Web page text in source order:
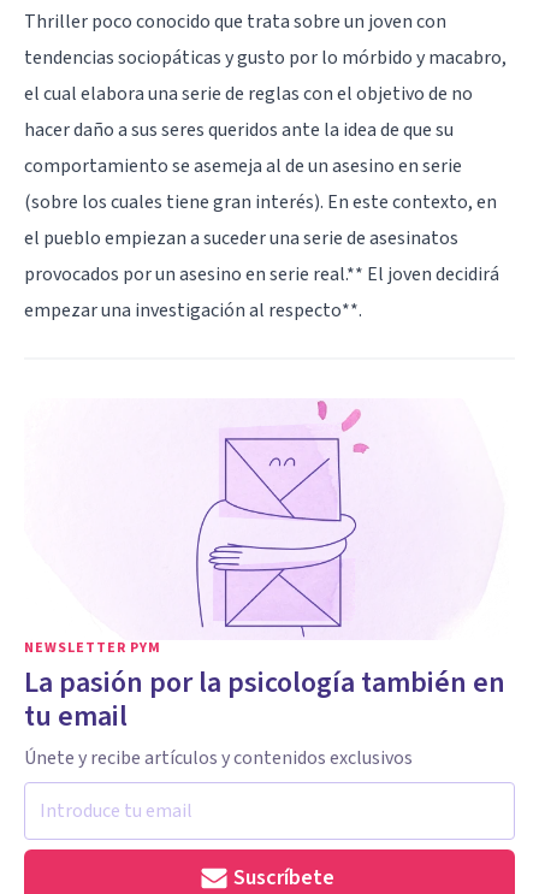
Thriller poco conocido que trata sobre un joven con
tendencias sociopáticas y gusto por lo mórbido y macabro,
el cual elabora una serie de reglas con el objetivo de no
hacer daño a sus seres queridos ante la idea de que su
comportamiento se asemeja al de un asesino en serie
(sobre los cuales tiene gran interés). En este contexto, en
el pueblo empiezan a suceder una serie de asesinatos
provocados por un asesino en serie real.** El joven decidirá
empezar una investigación al respecto**.
NEWSLETTER PYM
La pasión por la psicología también en
tu email
Únete y recibe artículos y contenidos exclusivos
Suscríbete